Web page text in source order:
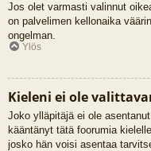
Jos olet varmasti valinnut
on palvelimen kellonaika
ongelman.
Ylös
Kieleni ei ole
Joko ylläpitäjä ei ole
kääntänyt tätä foorumia
josko hän voisi asentaa